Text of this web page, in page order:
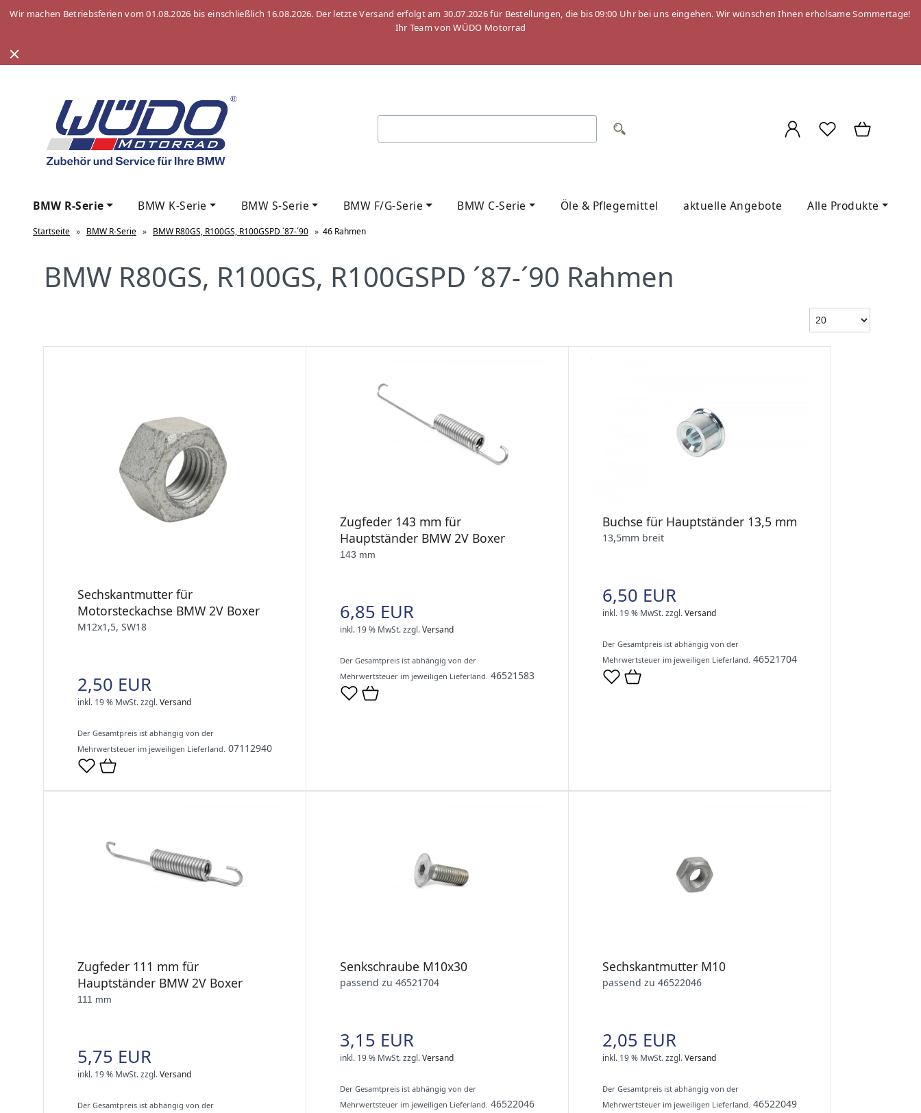
Wir machen Betriebsferien vom 01.08.2026 bis einschließlich 16.08.2026. Der letzte Versand erfolgt am 30.07.2026 für Bestellungen, die bis 09:00 Uhr bei uns eingehen. Wir wünschen Ihnen erholsame Sommertage!
Ihr Team von WÜDO Motorrad
BMW R-Serie BMW K-Serie BMW S-Serie BMW F/G-Serie BMW C-Serie Öle & Pflegemittel aktuelle Angebote Alle Produkte
Startseite » BMW R-Serie » BMW R80GS, R100GS, R100GSPD ´87-´90 » 46 Rahmen
BMW R80GS, R100GS, R100GSPD ´87-´90 Rahmen
Sechskantmutter für
Motorsteckachse BMW 2V Boxer
M12x1,5, SW18
2,50 EUR
inkl. 19 % MwSt.zzgl.Versand
Der Gesamtpreis ist abhängig von der
Mehrwertsteuer im jeweiligen Lieferland. 07112940
Zugfeder 143 mm für
Hauptständer BMW 2V Boxer
143 mm
6,85 EUR
inkl. 19 % MwSt.zzgl.Versand
Der Gesamtpreis ist abhängig von der
Mehrwertsteuer im jeweiligen Lieferland. 46521583
Buchse für Hauptständer 13,5 mm
13,5mm breit
6,50 EUR
inkl. 19 % MwSt.zzgl.Versand
Der Gesamtpreis ist abhängig von der
Mehrwertsteuer im jeweiligen Lieferland. 46521704
Zugfeder 111 mm für
Hauptständer BMW 2V Boxer
111 mm
5,75 EUR
inkl. 19 % MwSt.zzgl.Versand
Der Gesamtpreis ist abhängig von der
Senkschraube M10x30
passend zu 46521704
3,15 EUR
inkl. 19 % MwSt.zzgl.Versand
Der Gesamtpreis ist abhängig von der
Mehrwertsteuer im jeweiligen Lieferland. 46522046
Sechskantmutter M10
passend zu 46522046
2,05 EUR
inkl. 19 % MwSt.zzgl.Versand
Der Gesamtpreis ist abhängig von der
Mehrwertsteuer im jeweiligen Lieferland. 46522049